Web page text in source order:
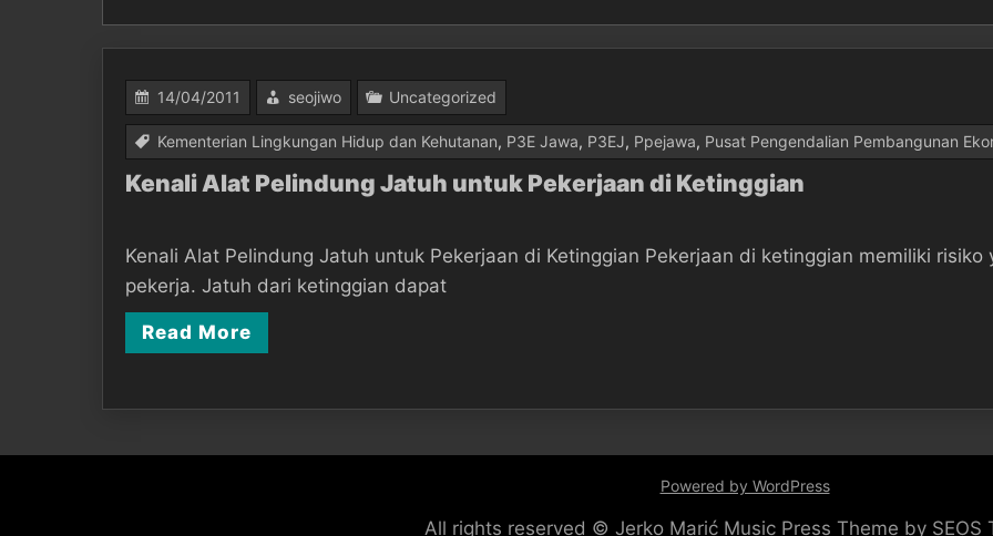
14/04/2011 seojiwo Uncategorized
Kementerian Lingkungan Hidup dan Kehutanan, P3E Jawa, P3EJ, Ppejawa, Pusat Pengendalian Pembangunan
Kenali Alat Pelindung Jatuh untuk Pekerjaan di Ketinggian
Kenali Alat Pelindung Jatuh untuk Pekerjaan di Ketinggian Pekerjaan di ketinggian memiliki
pekerja. Jatuh dari ketinggian dapat
Read More
Powered by WordPress
All rights reserved © Jerko Marić Music Press Theme by SEOS